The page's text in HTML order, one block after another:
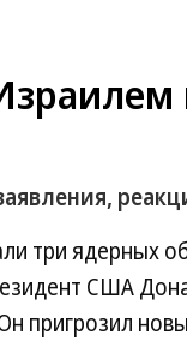
три ядерных
США
пригрозил